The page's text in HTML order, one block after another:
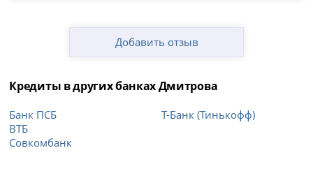
Добавить отзыв
Кредиты в других банках Дмитрова
Банк ПСБ
ВТБ
Совкомбанк
Т-Банк (Тинькофф)